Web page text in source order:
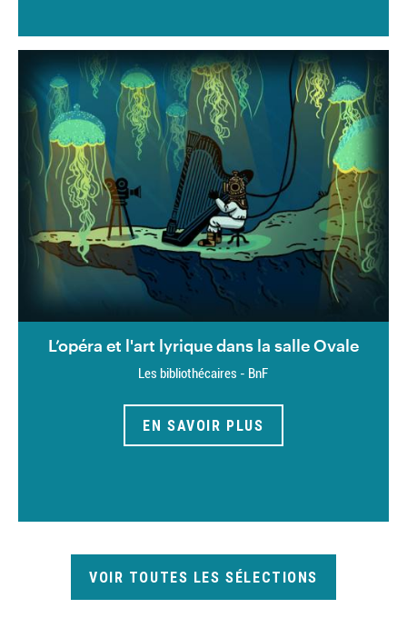
L’opéra et l'art lyrique dans la salle Ovale
Les bibliothécaires - BnF
EN SAVOIR PLUS
VOIR TOUTES LES SÉLECTIONS